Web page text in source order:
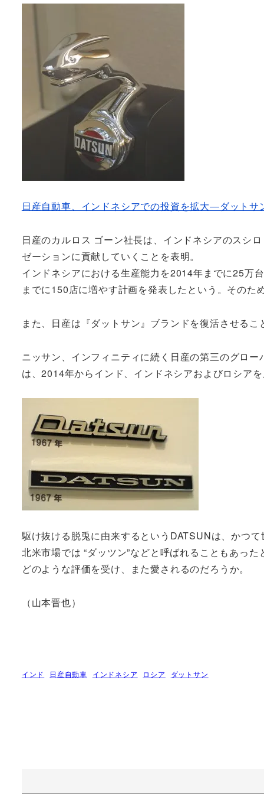
日産自動車、インドネシアでの投資を拡大―ダット
日産のカルロス ゴーン社長は、インドネシアのスシ
ゼーションに貢献していくことを表明。
インドネシアにおける生産能力を2014年までに25万
までに150店に増やす計画を発表したという。その
また、日産は『ダットサン』ブランドを復活させるこ
ニッサン、インフィニティに続く日産の第三のグロ
は、2014年からインド、インドネシアおよびロシア
駆け抜ける脱兎に由来するというDATSUNは、かつ
北米市場では “ダッツン”などと呼ばれることもあっ
どのような評価を受け、また愛されるのだろうか。
（山本晋也）
インド 日産自動車 インドネシア ロシア ダットサン